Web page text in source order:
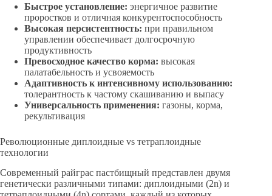
Быстрое установление: энергичное развитие
проростков и отличная конкурентоспособность
Высокая персистентность: при правильном
управлении обеспечивает долгосрочную
продуктивность
Превосходное качество корма: высокая
палатабельность и усвояемость
Адаптивность к интенсивному использованию:
толерантность к частому скашиванию и выпасу
Универсальность применения: газоны, корма,
рекультивация
Революционные диплоидные vs тетраплоидные
технологии
Современный райграс пастбищный представлен двумя
генетически различными типами: диплоидными (2n) и